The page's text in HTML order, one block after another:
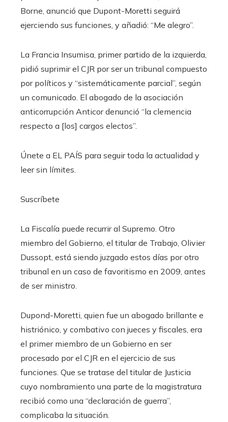
Borne, anunció que Dupont-Moretti seguirá
ejerciendo sus funciones, y añadió: “Me alegro”.
La Francia Insumisa, primer partido de la izquierda,
pidió suprimir el CJR por ser un tribunal compuesto
por políticos y “sistemáticamente parcial”, según
un comunicado. El abogado de la asociación
anticorrupción Anticor denunció “la clemencia
respecto a [los] cargos electos”.
Únete a EL PAÍS para seguir toda la actualidad y
leer sin límites.
Suscríbete
La Fiscalía puede recurrir al Supremo. Otro
miembro del Gobierno, el titular de Trabajo, Olivier
Dussopt, está siendo juzgado estos días por otro
tribunal en un caso de favoritismo en 2009, antes
de ser ministro.
Dupond-Moretti, quien fue un abogado brillante e
histriónico, y combativo con jueces y fiscales, era
el primer miembro de un Gobierno en ser
procesado por el CJR en el ejercicio de sus
funciones. Que se tratase del titular de Justicia
cuyo nombramiento una parte de la magistratura
recibió como una “declaración de guerra”,
complicaba la situación.